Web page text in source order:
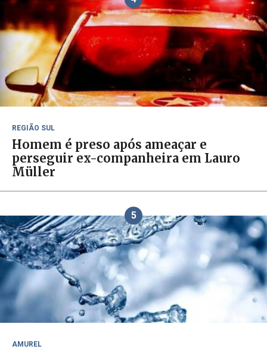
REGIÃO SUL
Homem é preso após ameaçar e
perseguir ex-companheira em Lauro
Müller
5
AMUREL